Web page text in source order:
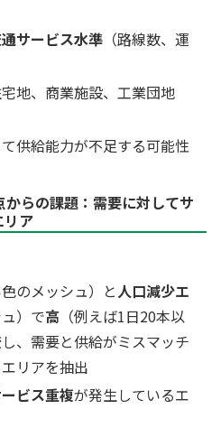
サービス水準 （路線数、運
宅地、商業施設、工業団地
供給能力が不足する可能性
らの課題：需要に対してサ
リア
色のメッシュ）と 人口減少エ
）で高 （例えば1日20本以
、需要と供給がミスマッチ
リアを抽出
ビス重複が発生しているエ